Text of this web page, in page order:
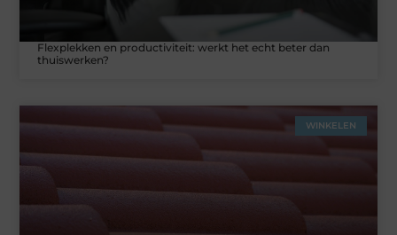
Flexplekken en productiviteit: werkt het echt beter dan
thuiswerken?
WINKELEN